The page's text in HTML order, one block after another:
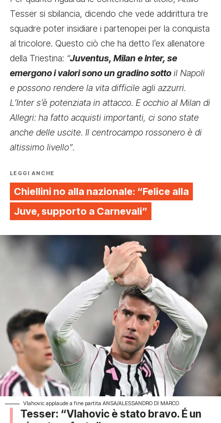
Tesser si sbilancia, dicendo che vede addirittura tre
squadre poter insidiare i partenopei per la conquista
al tricolore. Questo ciò che ha detto l’ex allenatore
della Triestina: “Juventus, Milan e Inter, se
emergono i valori sono un gradino sotto il Napoli
e possono rendere la vita difficile agli azzurri.
L’Inter s’è potenziata in attacco. E occhio al Milan di
Allegri: ha fatto acquisti importanti, ci sono state
anche delle uscite. Il centrocampo rossonero è di
altissimo livello”.
LEGGI ANCHE
Chiellini no alla nazionale: “Felice alla
Juve, supporto a Carnevali”
Vlahovic applaude a fine partita ANSA/ALESSANDRO DI MARCO
Tesser: “Vlahovic è stato bravo. É un